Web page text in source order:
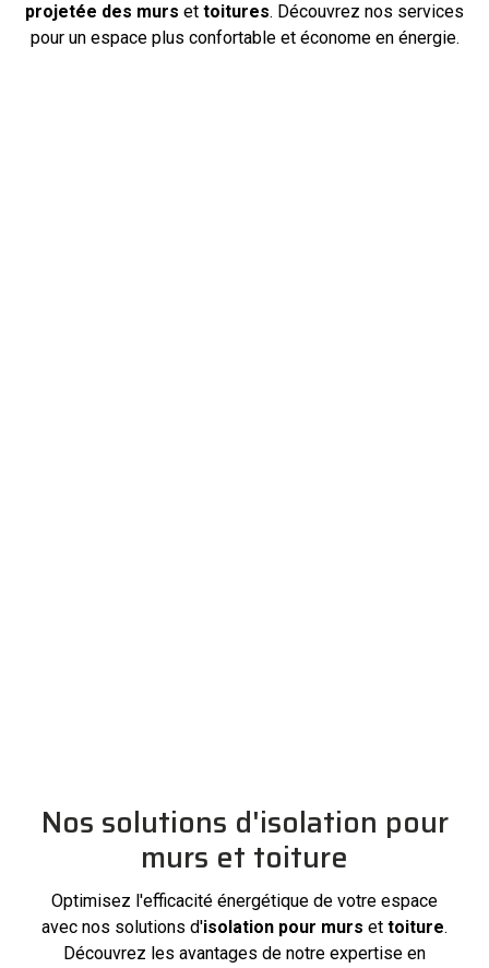
projetée des murs et toitures. Découvrez nos services
pour un espace plus confortable et économe en énergie.
Nos solutions d'isolation pour
murs et toiture
Optimisez l'efficacité énergétique de votre espace
avec nos solutions d'isolation pour murs et toiture.
Découvrez les avantages de notre expertise en